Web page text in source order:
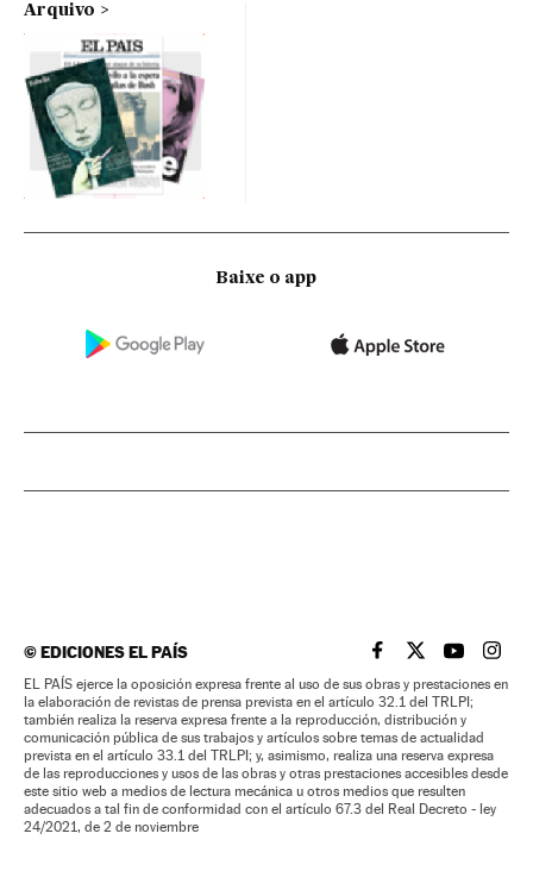
Arquivo
Baixe o app
©EDICIONES EL PAÍS EL PAÍS BRASIL EN
EL PAÍSEL PAÍS
EL
EL PAÍS ejerce la oposición expresa frente al uso de sus obras y prestaciones en
la elaboración de revistas de prensa prevista en el artículo 32.1 del TRLPI;
también realiza la reserva expresa frente a la reproducción, distribución y
comunicación pública de sus trabajos y artículos sobre temas de actualidad
prevista en el artículo 33.1 del TRLPI; y, asimismo, realiza una reserva expresa
de las reproducciones y usos de las obras y otras prestaciones accesibles desde
este sitio web a medios de lectura mecánica u otros medios que resulten
adecuados a tal fin de conformidad con el artículo 67.3 del Real Decreto - ley
24/2021, de 2 de noviembre